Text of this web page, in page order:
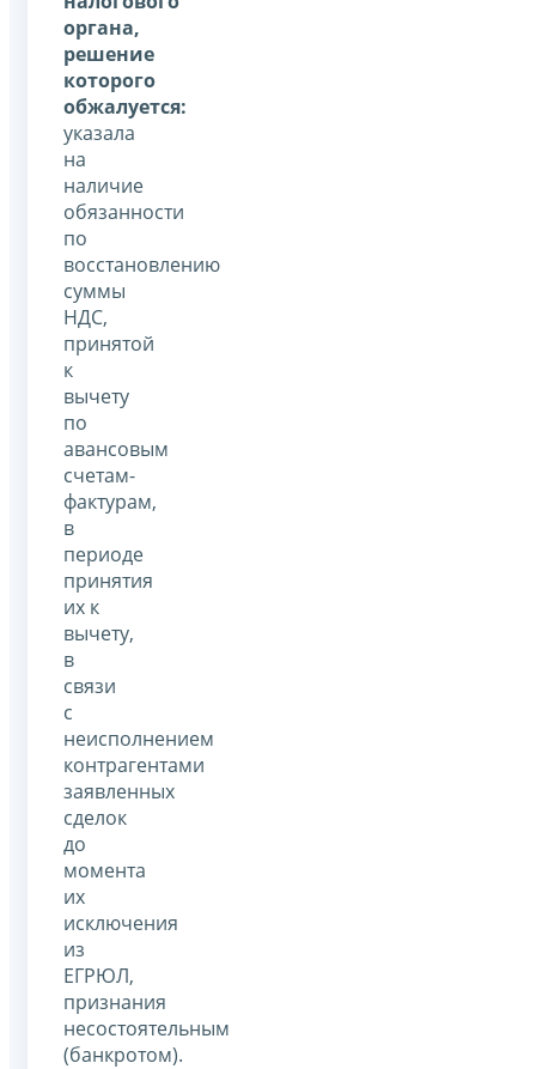
органа,
решение
которого
обжалуется:
указала
на
наличие
обязанности
по
восстановлению
суммы
НДС,
принятой
к
вычету
по
авансовым
счетам-
фактурам,
в
периоде
принятия
их к
вычету,
в
связи
с
неисполнением
контрагентами
заявленных
сделок
до
момента
их
исключения
из
ЕГРЮЛ,
признания
несостоятельным
(банкротом).